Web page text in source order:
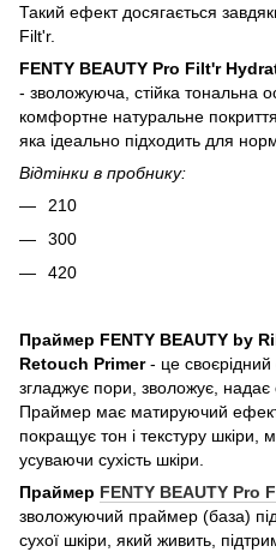
Такий ефект досягається
Filt'r.
FENTY BEAUTY Pro Filt'r
- зволожуюча, стійка тональна
комфортне натуральне
яка ідеально підходить для
Відтінки в пробнику:
210
300
420
Праймер FENTY BEAUTY by
Retouch Primer- це
згладжує пори, зволожує, надає
Праймер має матируючий
покращує тон і текстуру шкіри,
усуваючи сухість шкіри.
Праймер FENTY BEAUTY Pro
зволожуючий праймер (база)
сухої шкіри, який живить,